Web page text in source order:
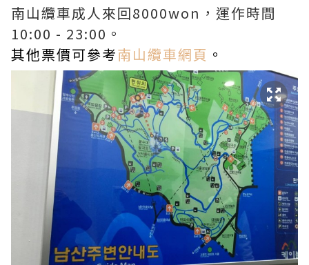
南山纜車成人來回8000won，運作時間
10:00 - 23:00。
其他票價可參考南山纜車網頁 。